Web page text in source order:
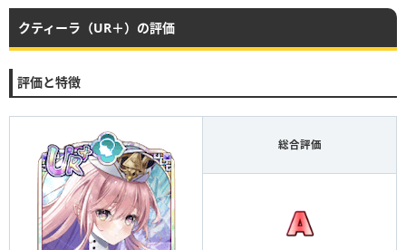
クティーラ（UR＋）の評価
評価と特徴
総合評価